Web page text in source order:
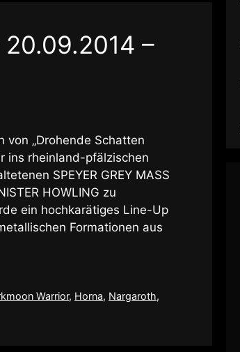
–
„Drohende Schatten
ins rheinland-pfälzischen
SPEYER GREY MASS
HOWLING zu
ein hochkarätiges Line-Up
Formationen aus
Warrior, Horna, Nargaroth,